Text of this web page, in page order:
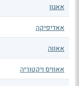
אאגון
אאדיפיקה
אאווה
אאוויס ויקטוריה